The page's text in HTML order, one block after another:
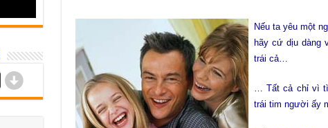
Nếu ta yêu một
hãy cứ dịu dàng
trái cả…
… Tất cả chỉ vì
trái tim người ấy
d